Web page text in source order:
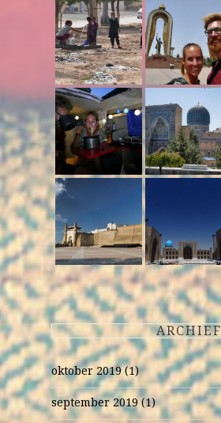
ARCHIEF
oktober 2019(1)
september 2019(1)